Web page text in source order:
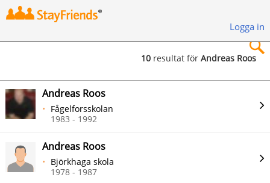
Logga in
Sök
10 resultat förAndreas Roos
Andreas Roos
Fågelforsskolan
1983 - 1992
Andreas Roos
Björkhaga skola
1978 - 1987